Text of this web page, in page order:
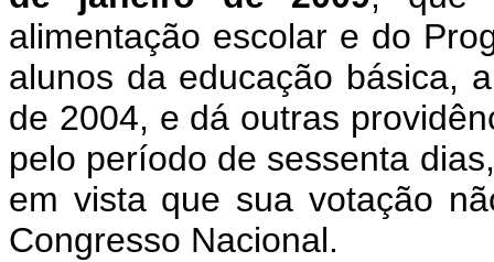
alimentação escolar e do
alunos da educação básica,
de 2004, e dá outras
pelo período de sessenta
em vista que sua votação
Congresso Nacional.